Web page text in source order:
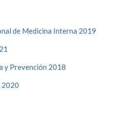
de Medicina Interna 2019
y Prevención 2018
2020